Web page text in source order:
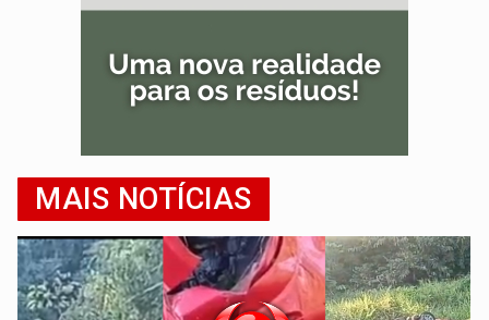
MAIS NOTÍCIAS